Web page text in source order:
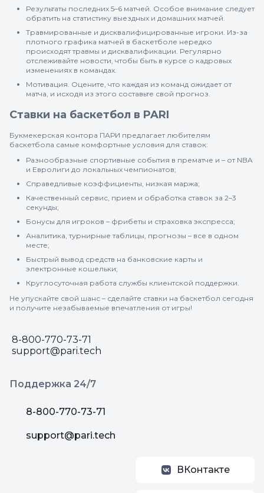
Результаты последних 5–6 матчей. Особое внимание следует
обратить на статистику выездных и домашних матчей.
Травмированные и дисквалифицированные игроки. Из-за
плотного графика матчей в баскетболе нередко
происходят травмы и дисквалификации. Регулярно
отслеживайте новости, чтобы быть в курсе о кадровых
изменениях в командах.
Мотивация. Оцените, что каждая из команд ожидает от
матча, и исходя из этого составьте свой прогноз.
Ставки на баскетбол в PARI
Букмекерская контора ПАРИ предлагает любителям
баскетбола самые комфортные условия для ставок:
Разнообразные спортивные события в прематче и – от NBA
и Евролиги до локальных чемпионатов;
Справедливые коэффициенты, низкая маржа;
Качественный сервис, прием и обработка ставок за 2–3
секунды;
Бонусы для игроков – фрибеты и страховка экспресса;
Аналитика, турнирные таблицы, прогнозы – все в одном
месте;
Быстрый вывод средств на банковские карты и
электронные кошельки;
Круглосуточная работа службы клиентской поддержки.
Не упускайте свой шанс – сделайте ставки на баскетбол сегодня
и получите незабываемые впечатления от игры!
8-800-770-73-71
support@pari.tech
Поддержка 24/7
8-800-770-73-71
support@pari.tech
ВКонтакте